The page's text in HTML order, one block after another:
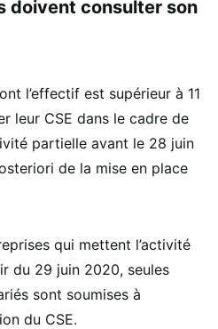
doivent consulter son
l’effectif est supérieur à 11
leur CSE dans le cadre de
partielle avant le 28 juin
de la mise en place
qui mettent l’activité
du 29 juin 2020, seules
sont soumises à
du CSE.